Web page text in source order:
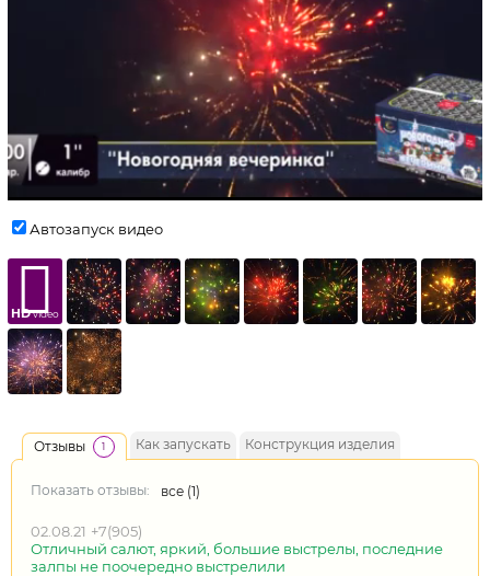
Автозапуск видео
HDvideo
Отзывы 1 Как запускать Конструкция изделия
Показать отзывы: все (1)
02.08.21 +7(905)
Отличный салют, яркий, большие выстрелы, последние
залпы не поочередно выстрелили